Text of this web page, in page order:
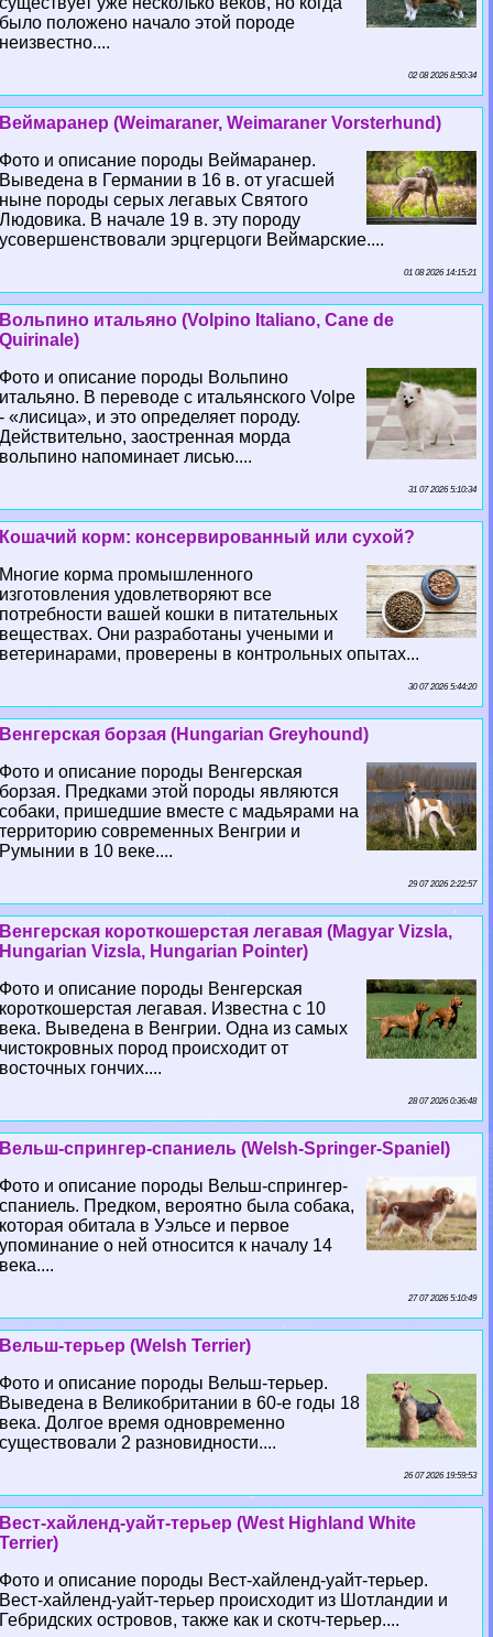
было положено начало этой породе
неизвестно....
02 08 2026 8:50:34
Веймаранер (Weimaraner, Weimaraner Vorsterhund)
Фото и описание породы Веймаранер.
Выведена в Германии в 16 в. от угасшей
ныне породы серых легавых Святого
Людовика. В начале 19 в. эту породу
усовершенствовали эрцгерцоги Веймарские....
01 08 2026 14:15:21
Вольпино итальяно (Volpino Italiano, Cane de
Quirinale)
Фото и описание породы Вольпино
итальяно. В переводе с итальянского Volpe
- «лисица», и это определяет породу.
Действительно, заостренная морда
вольпино напоминает лисью....
31 07 2026 5:10:34
Кошачий корм: консервированный или сухой?
Многие корма промышленного
изготовления удовлетворяют все
потребности вашей кошки в питательных
веществах. Они разработаны учеными и
ветеринарами, проверены в контрольных опытах...
30 07 2026 5:44:20
Венгерская борзая (Hungarian Greyhound)
Фото и описание породы Венгерская
борзая. Предками этой породы являются
собаки, пришедшие вместе с мадьярами на
территорию современных Венгрии и
Румынии в 10 веке....
29 07 2026 2:22:57
Венгерская короткошерстая легавая (Magyar Vizsla,
Hungarian Vizsla, Hungarian Pointer)
Фото и описание породы Венгерская
короткошерстая легавая. Известна с 10
века. Выведена в Венгрии. Одна из самых
чистокровных пород происходит от
восточных гончих....
28 07 2026 0:36:48
Вельш-спрингер-спаниель (Welsh-Springer-Spaniel)
Фото и описание породы Вельш-спрингер-
спаниель. Предком, вероятно была собака,
которая обитала в Уэльсе и первое
упоминание о ней относится к началу 14
века....
27 07 2026 5:10:49
Вельш-терьер (Welsh Terrier)
Фото и описание породы Вельш-терьер.
Выведена в Великобритании в 60-е годы 18
века. Долгое время одновременно
существовали 2 разновидности....
26 07 2026 19:59:53
Вест-хайленд-уайт-терьер (West Highland White
Terrier)
Фото и описание породы Вест-хайленд-уайт-терьер.
Вест-хайленд-уайт-терьер происходит из Шотландии и
Гебридских островов, также как и скотч-терьер....